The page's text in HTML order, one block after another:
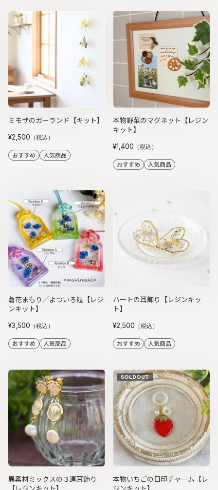
ミモザのガーランド【キット】
¥2,500 （税込）
本物野菜のマグネット【レジン
キット】
¥1,400 （税込）
蒼花まもり／よついろ粒【レジ
ンキット】
¥3,500 （税込）
ハートの耳飾り【レジンキッ
ト】
¥2,500 （税込）
異素材ミックスの３連耳飾り
【レジンキット】
SOLDOUT
本物いちごの目印チャーム【レ
ジンキット】